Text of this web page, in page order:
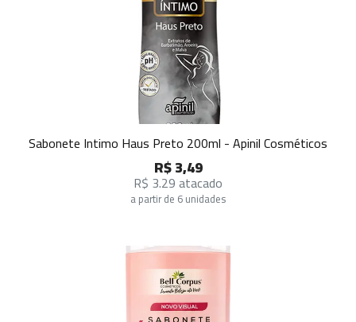
Sabonete Intimo Haus Preto 200ml - Apinil Cosméticos
R$ 3,49
R$ 3.29 atacado
a partir de 6 unidades